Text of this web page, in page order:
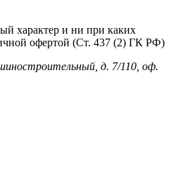
характер и ни при каких
офертой (Ст. 437 (2) ГК РФ)
д. 7/110, оф.